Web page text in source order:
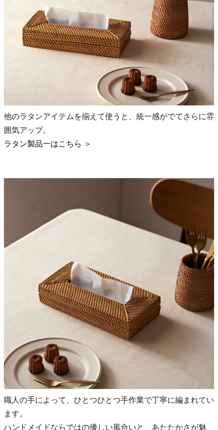
他のラタンアイテムを揃えて使うと、統一感がでてさらに雰
囲気アップ。
ラタン製品一はこちら ＞
職人の手によって、ひとつひとつ手作業で丁寧に編まれてい
ます。
ハンドメイドならではの優しい風合いと、あたたかさが魅